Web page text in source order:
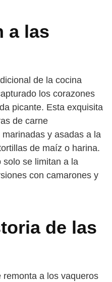
a las
de la cocina
los corazones
picante. Esta exquisita
de carne
y asadas a la
de maíz o harina.
solo se limitan a la
con camarones y
de las
a los vaqueros